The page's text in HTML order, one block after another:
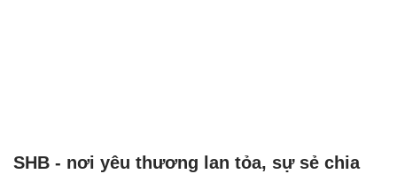
SHB - nơi yêu thương lan tỏa, sự sẻ chia